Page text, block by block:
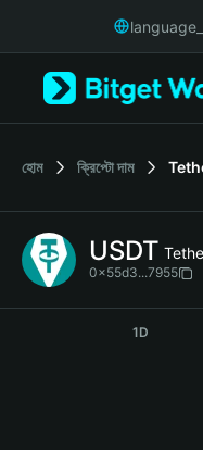
Русский
Italiano
简体中文
繁體中文
Bahasa Indonesia
হোম ক্রিপ্টো দাম
USDT
0x55d3...7955
1D